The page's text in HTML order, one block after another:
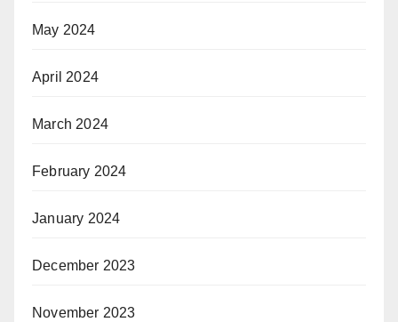
May 2024
April 2024
March 2024
February 2024
January 2024
December 2023
November 2023